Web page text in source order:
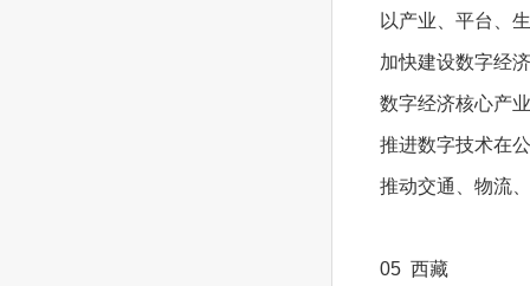
以产业、平台、
加快建设数字经
数字经济核心产
推进数字技术在
推动交通、物流
05 西藏